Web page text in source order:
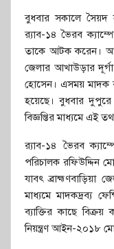
বুধবার সকালে
র‌্যাব-১৪ ভৈরব
তাকে আটক করেন।
জেলার আখাউড়ার
হোসেন। এসময় মাদক
হয়েছে। বুধবার দুপুরে
বিজ্ঞপ্তির মাধ্যমে এই
র‌্যাব-১৪ ভৈরব
পরিচালক রফিউদ্দিন
যাবৎ ব্রাহ্মণবাড়িয়া
মাধ্যমে মাদকদ্রব্য
ব্যাক্তির কাছে
নিয়ন্ত্রণ আইন-২০১৮